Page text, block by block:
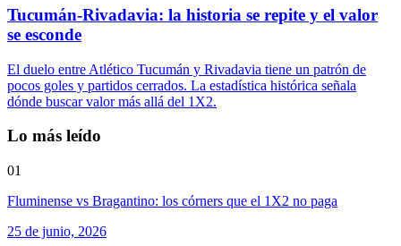
Tucumán-Rivadavia: la historia se repite y el valor
se esconde
El duelo entre Atlético Tucumán y Rivadavia tiene un patrón de
pocos goles y partidos cerrados. La estadística histórica señala
dónde buscar valor más allá del 1X2.
Lo más leído
01
Fluminense vs Bragantino: los córners que el 1X2 no paga
25 de junio, 2026